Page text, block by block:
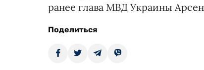
ранее глава МВД Украины
Поделиться